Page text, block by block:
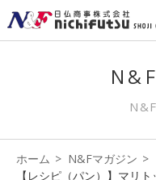
ホーム
N&Fマガジン
【レシピ（パン）】マリ